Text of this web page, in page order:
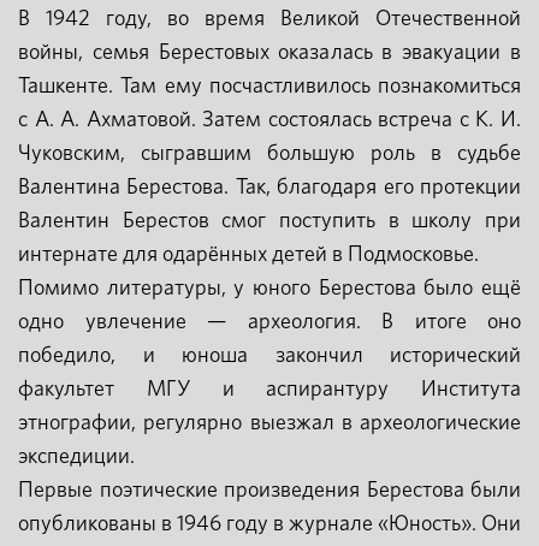
В 1942 году, во время Великой Отечественной
войны, семья Берестовых оказалась в эвакуации в
Ташкенте. Там ему посчастливилось познакомиться
с А. А. Ахматовой. Затем состоялась встреча с К. И.
Чуковским, сыгравшим большую роль в судьбе
Валентина Берестова. Так, благодаря его протекции
Валентин Берестов смог поступить в школу при
интернате для одарённых детей в Подмосковье.
Помимо литературы, у юного Берестова было ещё
одно увлечение — археология. В итоге оно
победило, и юноша закончил исторический
факультет МГУ и аспирантуру Института
этнографии, регулярно выезжал в археологические
экспедиции.
Первые поэтические произведения Берестова были
опубликованы в 1946 году в журнале «Юность». Они